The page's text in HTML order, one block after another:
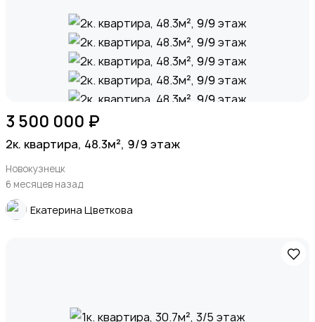
3 500 000 ₽
2к. квартира, 48.3м², 9/9 этаж
Новокузнецк
6 месяцев назад
Екатерина Цветкова